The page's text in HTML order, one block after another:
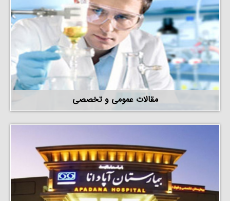
مقالات عمومی و تخصصی